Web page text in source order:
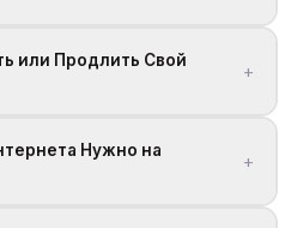
или Продлить Свой
+
Нужно на
+